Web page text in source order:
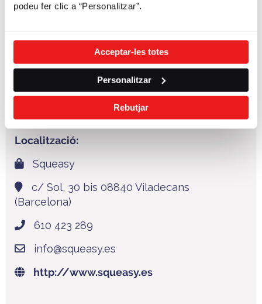
podeu fer clic a “Personalitzar”.
Acceptar-les totes
Personalitzar
Rebutjar
Localització:
Squeasy
c/ Sol, 30 bis 08840 Viladecans
(Barcelona)
610 423 289
info@squeasy.es
http://www.squeasy.es